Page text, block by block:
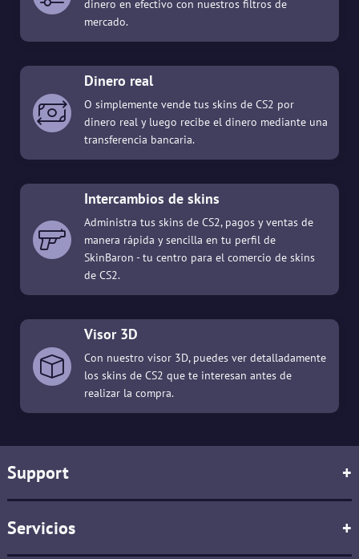
dinero en efectivo con nuestros filtros de
mercado.
Dinero real
O simplemente vende tus skins de CS2 por
dinero real y luego recibe el dinero mediante una
transferencia bancaria.
Intercambios de skins
Administra tus skins de CS2, pagos y ventas de
manera rápida y sencilla en tu perfil de
SkinBaron - tu centro para el comercio de skins
de CS2.
Visor 3D
Con nuestro visor 3D, puedes ver detalladamente
los skins de CS2 que te interesan antes de
realizar la compra.
Support +
Servicios +